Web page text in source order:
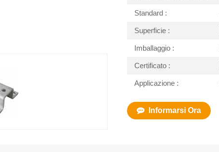
Standard :
Superficie :
Imballaggio :
Certificato :
Applicazione :
Informarsi Ora